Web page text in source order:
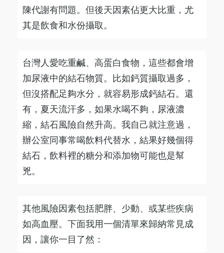
陳代謝有問題。但後天因素佔更大比重，尤
其是飲食和水份攝取。
台灣人愛吃重鹹、高蛋白食物，這些都會增
加尿液中的結石物質。比如鈣質攝取過多，
但沒搭配足夠水分，就容易形成鈣結石。還
有，夏天流汗多，如果水喝不夠，尿液濃
縮，結石風險自然升高。我自己就注意過，
辦公室同事常喝飲料代替水，結果好幾個得
結石，飲料裡的糖分和添加物可能也是幫
兇。
其他風險因素包括肥胖、少動、或某些疾病
如高血壓。下面我用一個清單來歸納常見成
因，讓你一目了然：